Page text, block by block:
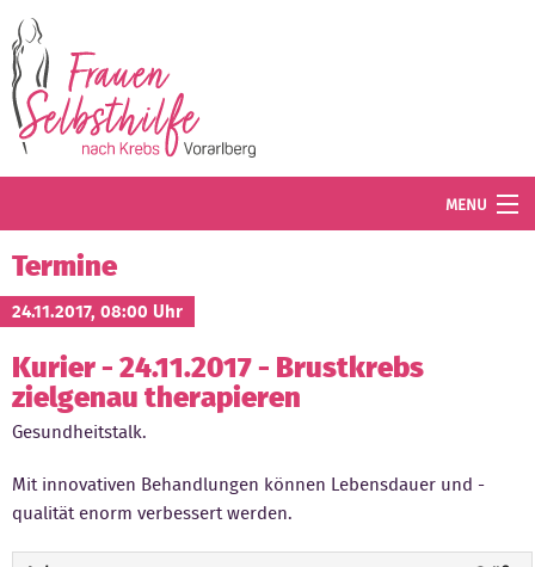
MENU
Termine
Blog
Angebot
Wissenswertes
Mitglied werden
Termine
24.11.2017, 08:00 Uhr
Kurier - 24.11.2017 - Brustkrebs
zielgenau therapieren
Gesundheitstalk.
Mit innovativen Behandlungen können Lebensdauer und -
qualität enorm verbessert werden.